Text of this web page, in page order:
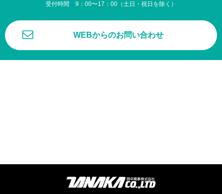
受付時間 9：00〜17：00（土日・祝日を除く）
WEBからのお問い合わせ